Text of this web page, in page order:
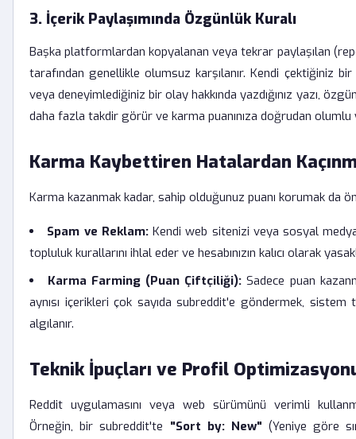
3. İçerik Paylaşımında Özgünlük Kuralı
Başka platformlardan kopyalanan veya tekrar paylaşılan
tarafından genellikle olumsuz karşılanır. Kendi çektiğiniz
veya deneyimlediğiniz bir olay hakkında yazdığınız yazı,
daha fazla takdir görür ve karma puanınıza doğrudan olumlu
Karma Kaybettiren Hatalardan
Karma kazanmak kadar, sahip olduğunuz puanı korumak da
Spam ve Reklam:Kendi web sitenizi veya sosyal medya
topluluk kurallarını ihlal eder ve hesabınızın kalıcı olarak
Karma Farming (Puan Çiftçiliği): Sadece puan
aynısı içerikleri çok sayıda subreddit'e göndermek,
algılanır.
Teknik İpuçları ve Profil
Reddit uygulamasını veya web sürümünü verimli
Örneğin, bir subreddit'te "Sort by: New" (Yeniye göre